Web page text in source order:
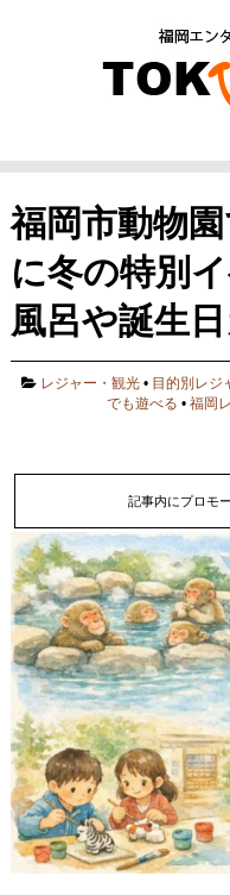
福岡市動物
に冬の特別
風呂や誕生
レジャー・観光 • 目的別レジ
でも遊べる •福岡
記事内にプロモ